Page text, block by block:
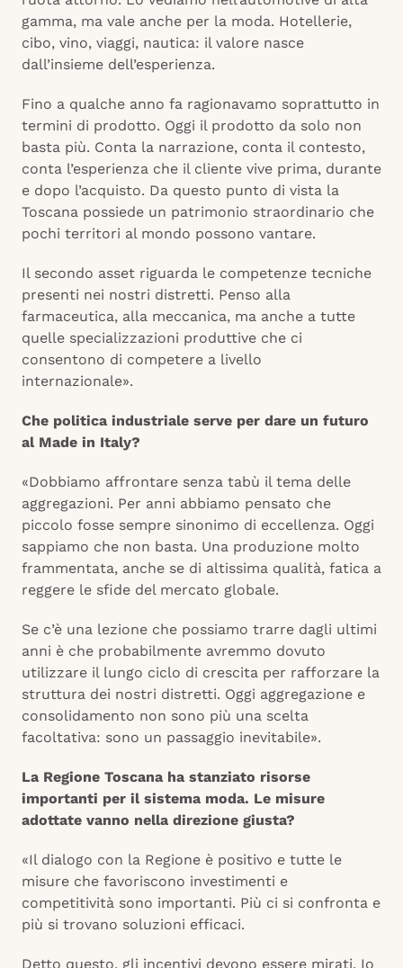
gamma, ma vale anche per la moda. Hotellerie,
cibo, vino, viaggi, nautica: il valore nasce
dall’insieme dell’esperienza.
Fino a qualche anno fa ragionavamo soprattutto in
termini di prodotto. Oggi il prodotto da solo non
basta più. Conta la narrazione, conta il contesto,
conta l’esperienza che il cliente vive prima, durante
e dopo l’acquisto. Da questo punto di vista la
Toscana possiede un patrimonio straordinario che
pochi territori al mondo possono vantare.
Il secondo asset riguarda le competenze tecniche
presenti nei nostri distretti. Penso alla
farmaceutica, alla meccanica, ma anche a tutte
quelle specializzazioni produttive che ci
consentono di competere a livello
internazionale».
Che politica industriale serve per dare un futuro
al Made in Italy?
«Dobbiamo affrontare senza tabù il tema delle
aggregazioni. Per anni abbiamo pensato che
piccolo fosse sempre sinonimo di eccellenza. Oggi
sappiamo che non basta. Una produzione molto
frammentata, anche se di altissima qualità, fatica a
reggere le sfide del mercato globale.
Se c’è una lezione che possiamo trarre dagli ultimi
anni è che probabilmente avremmo dovuto
utilizzare il lungo ciclo di crescita per rafforzare la
struttura dei nostri distretti. Oggi aggregazione e
consolidamento non sono più una scelta
facoltativa: sono un passaggio inevitabile».
La Regione Toscana ha stanziato risorse
importanti per il sistema moda. Le misure
adottate vanno nella direzione giusta?
«Il dialogo con la Regione è positivo e tutte le
misure che favoriscono investimenti e
competitività sono importanti. Più ci si confronta e
più si trovano soluzioni efficaci.
Detto questo, gli incentivi devono essere mirati. Io